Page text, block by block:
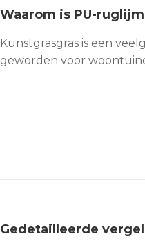
Kunstgrasgras is een
geworden voor